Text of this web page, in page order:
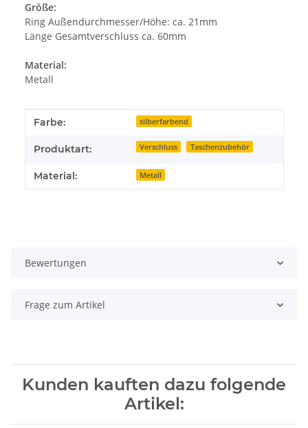
Größe:
Ring Außendurchmesser/Höhe: ca. 21mm
Länge Gesamtverschluss ca. 60mm
Material:
Metall
Produkteigenschaft
Wert
Farbe: silberfarbend
Produktart: Verschluss Taschenzubehör
Material: Metall
Bewertungen
Frage zum Artikel
Kunden kauften dazu folgende
Artikel: